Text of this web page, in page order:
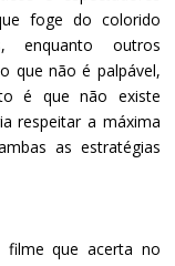
foge do colorido
enquanto outros
que não é palpável,
é que não existe
respeitar a máxima
as estratégias
que acerta no